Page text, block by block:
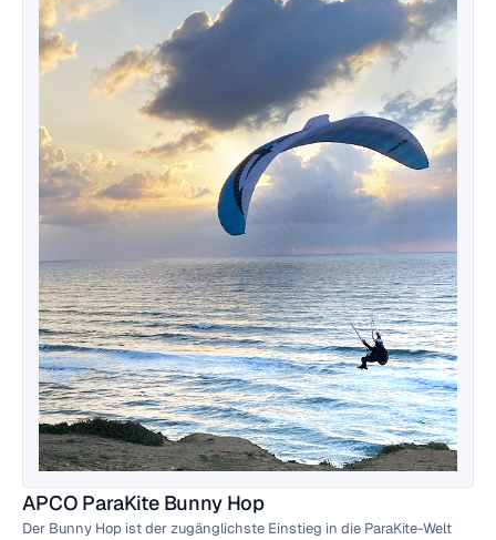
APCO ParaKite Bunny Hop
Der Bunny Hop ist der zugänglichste Einstieg in die ParaKite-Welt